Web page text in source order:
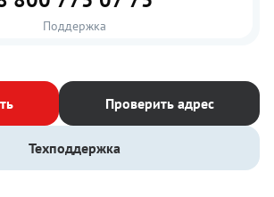
Поддержка
Проверить адрес
Техподдержка